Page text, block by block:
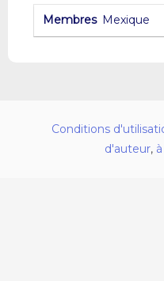
Mexique
Conditions
d'auteur,